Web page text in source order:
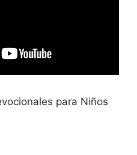
para Niños